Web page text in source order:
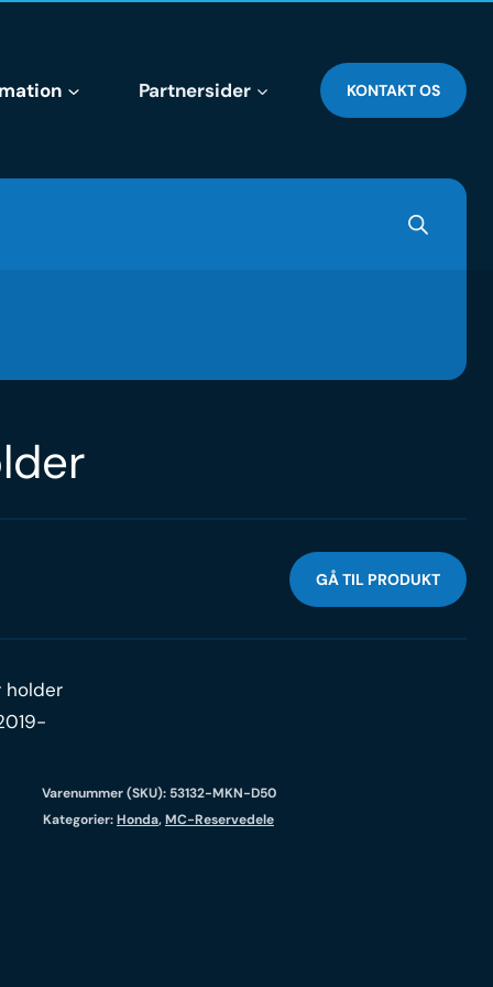
Partnersider KONTAKT OS
GÅ TIL PRODUKT
holder
Varenummer (SKU): 53132-MKN-D50
Kategorier:Honda,MC-Reservedele